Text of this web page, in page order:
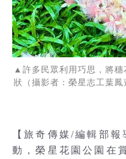
▲許多民眾利用巧思，將穗
狀（攝影者：榮星志工葉
【旅奇傳媒/編輯部
動，榮星花園公園在